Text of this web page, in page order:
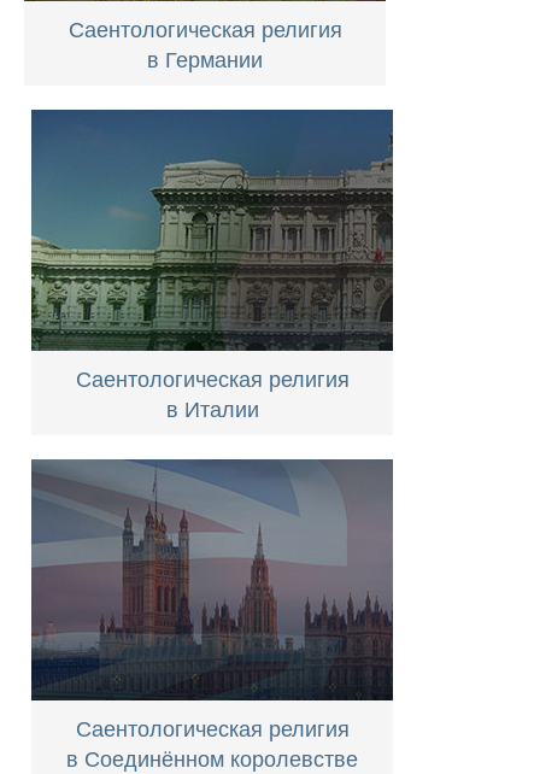
Саентологическая религия
в Германии
Саентологическая религия
в Италии
Саентологическая религия
в Соединённом королевстве